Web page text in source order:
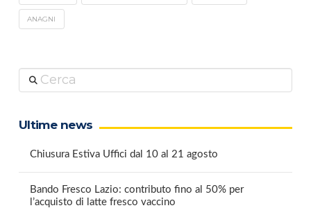
ANAGNI
Cerca
Ultime news
Chiusura Estiva Uffici dal 10 al 21 agosto
Bando Fresco Lazio: contributo fino al 50% per
l’acquisto di latte fresco vaccino